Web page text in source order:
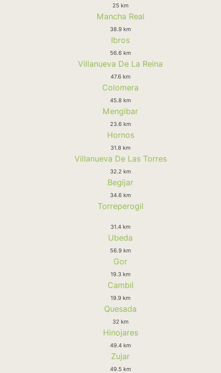
25 km
Mancha Real
38.9 km
Ibros
56.6 km
Villanueva De La Reina
47.6 km
Colomera
45.8 km
Mengibar
23.6 km
Hornos
31.8 km
Villanueva De Las Torres
32.2 km
Begijar
34.6 km
Torreperogil
31.4 km
Ubeda
56.9 km
Gor
19.3 km
Cambil
19.9 km
Quesada
32 km
Hinojares
49.4 km
Zujar
49.5 km